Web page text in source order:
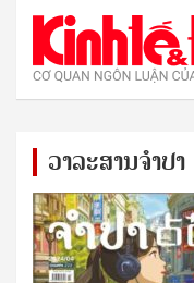
ວາລະສານຈຳປາ